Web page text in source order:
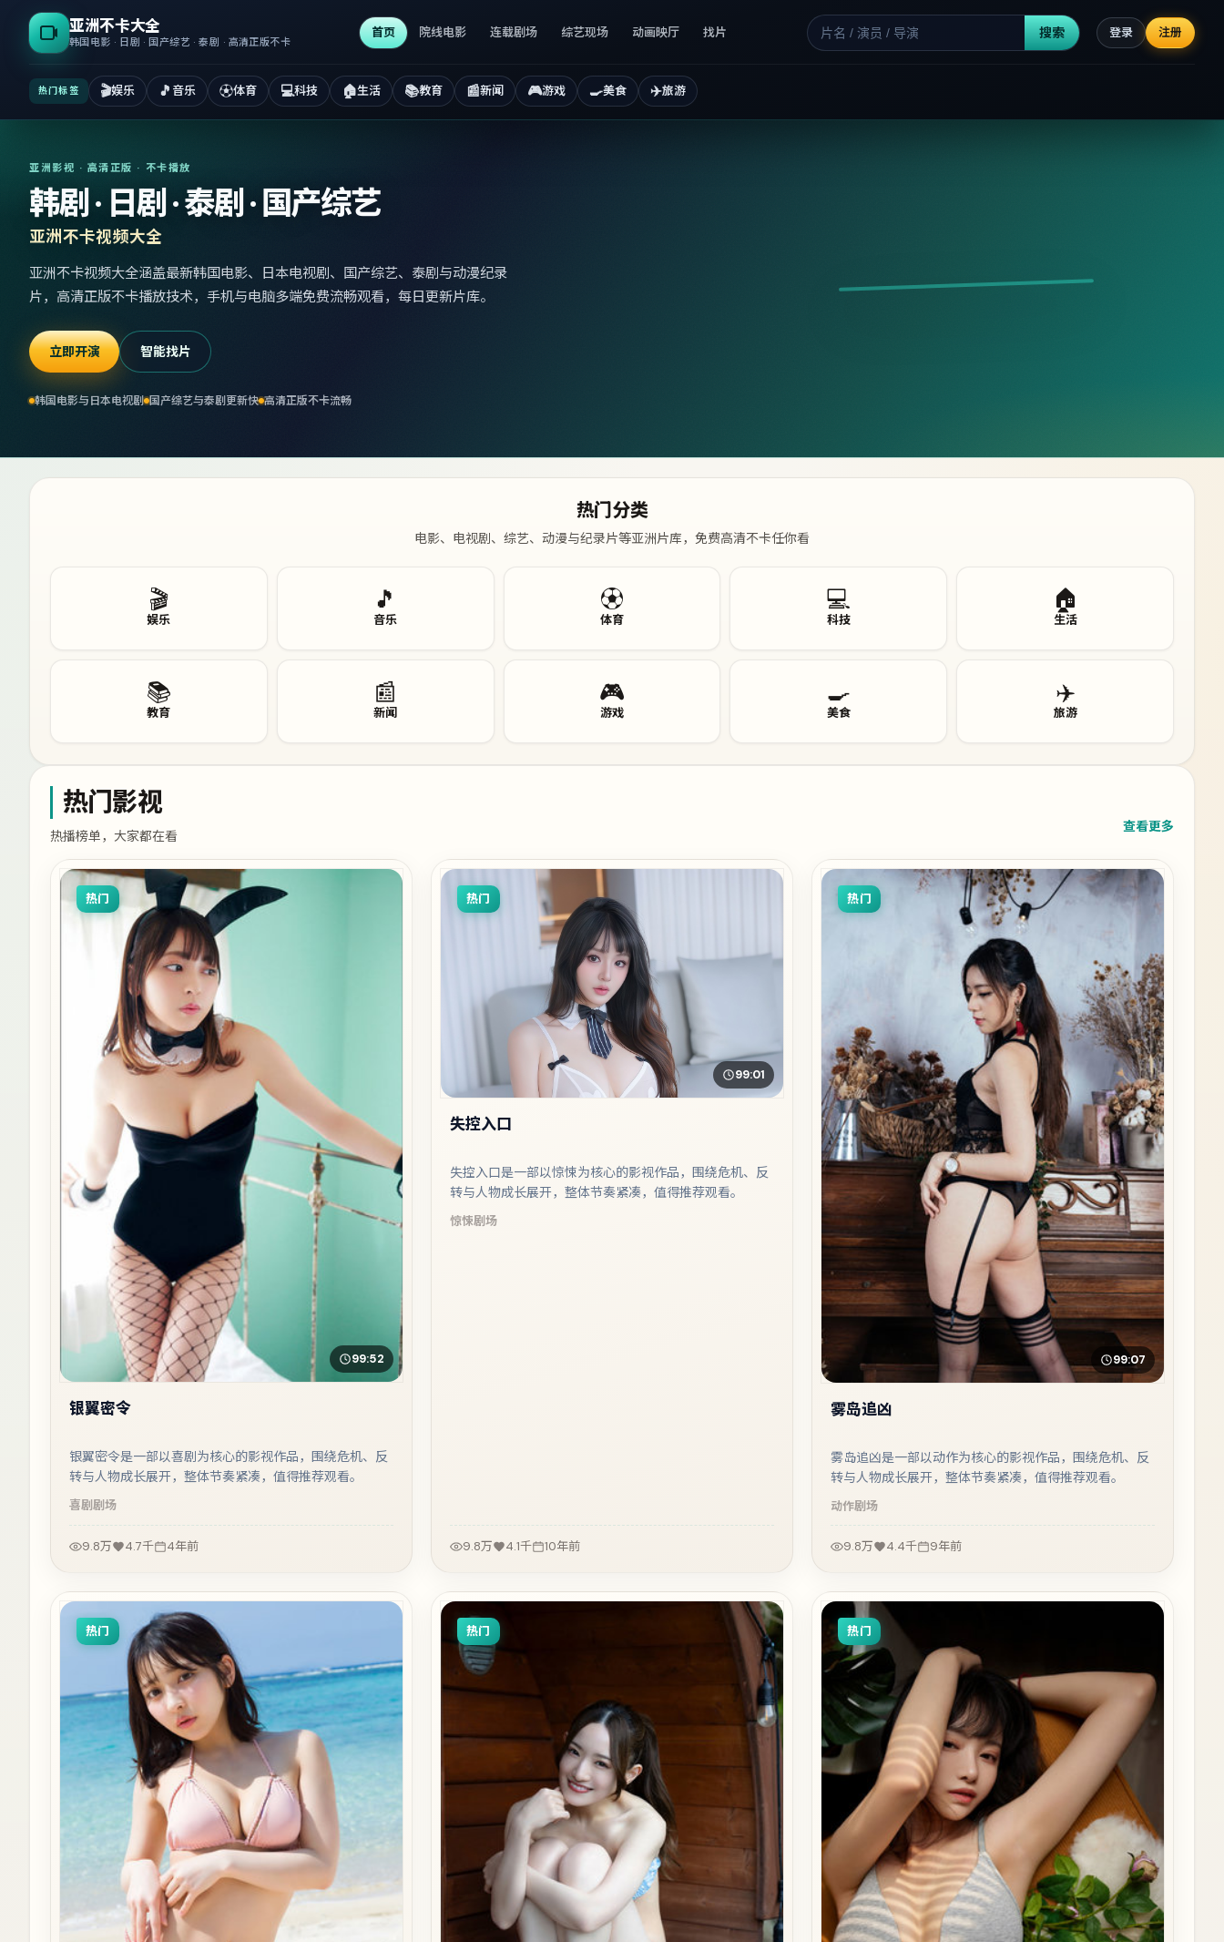
亚洲不卡大全
韩国电影 · 日剧 · 国产综艺 · 泰剧 · 高清正版不卡
首页 院线电影 连载剧场 综艺现场 动画映厅 找片 搜索 登录 注册
热门标签 🎬娱乐 🎵 音乐 ⚽体育 💻科技 🏠生活 📚教育 📰新闻 🎮游戏 🍳美食 ✈️旅游
亚洲影视 · 高清正版 · 不卡播放
韩剧 · 日剧 · 泰剧 · 国产综艺
亚洲不卡视频大全
亚洲不卡视频大全涵盖最新韩国电影、日本电视剧、国产综艺、泰剧与动漫纪录
片，高清正版不卡播放技术，手机与电脑多端免费流畅观看，每日更新片库。
立即开演 智能找片
韩国电影与日本电视剧 国产综艺与泰剧更新快 高清正版不卡流畅
热门分类
电影、电视剧、综艺、动漫与纪录片等亚洲片库，免费高清不卡任你看
🎬
娱乐
🎵
音乐
⚽
体育
💻
科技
🏠
生活
📚
教育
📰
新闻
🎮
游戏
🍳
美食
✈️
旅游
热门影视
热播榜单，大家都在看
查看更多
热门
99:52
银翼密令
银翼密令是一部以喜剧为核心的影视作品，围绕危机、反
转与人物成长展开，整体节奏紧凑，值得推荐观看。
喜剧剧场
9.8万 4.7千 4年前
热门
99:01
失控入口
失控入口是一部以惊悚为核心的影视作品，围绕危机、反
转与人物成长展开，整体节奏紧凑，值得推荐观看。
惊悚剧场
9.8万 4.1千 10年前
热门
99:07
雾岛追凶
雾岛追凶是一部以动作为核心的影视作品，围绕危机、反
转与人物成长展开，整体节奏紧凑，值得推荐观看。
动作剧场
9.8万 4.4千 9年前
热门 热门 热门